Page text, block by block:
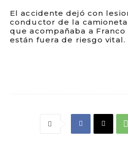
El accidente dejó con
conductor de la
que acompañaba a Franco
están fuera de riesgo vital.